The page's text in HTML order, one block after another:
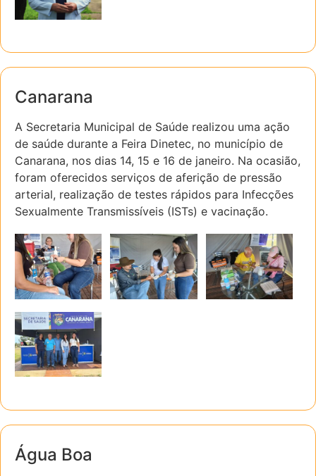
Canarana
A Secretaria Municipal de Saúde realizou uma ação
de saúde durante a Feira Dinetec, no município de
Canarana, nos dias 14, 15 e 16 de janeiro. Na ocasião,
foram oferecidos serviços de aferição de pressão
arterial, realização de testes rápidos para Infecções
Sexualmente Transmissíveis (ISTs) e vacinação.
Água Boa